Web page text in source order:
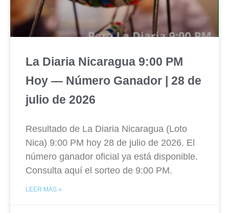
La Diaria Nicaragua 9:00 PM
Hoy — Número Ganador | 28 de
julio de 2026
Resultado de La Diaria Nicaragua (Loto
Nica) 9:00 PM hoy 28 de julio de 2026. El
número ganador oficial ya está disponible.
Consulta aquí el sorteo de 9:00 PM.
LEER MÁS »